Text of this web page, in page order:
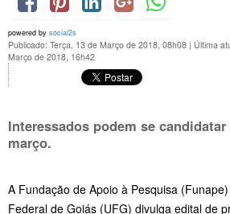
powered by social2s
Publicado: Terça, 13 de Março de 2018, 08h08 | Última
Março de 2018, 16h42
Interessados podem se
março.
A Fundação de Apoio à Pesquisa
Federal de Goiás (UFG) divulga edital de